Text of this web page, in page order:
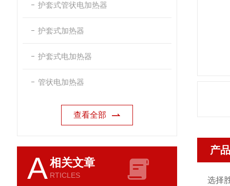
护套式管状电加热器
护套式加热器
护套式电加热器
管状电加热器
查看全部
A相关文章
RTICLES
产
选择